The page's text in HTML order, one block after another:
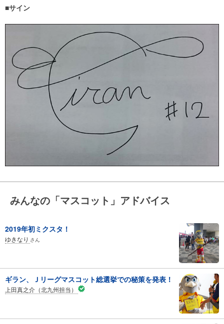
■サイン
みんなの「マスコット」アドバイス
2019年初ミクスタ！
ゆきなり さん
ギラン、Ｊリーグマスコット総選挙での秘策を発表！
上田真之介（北九州担当）